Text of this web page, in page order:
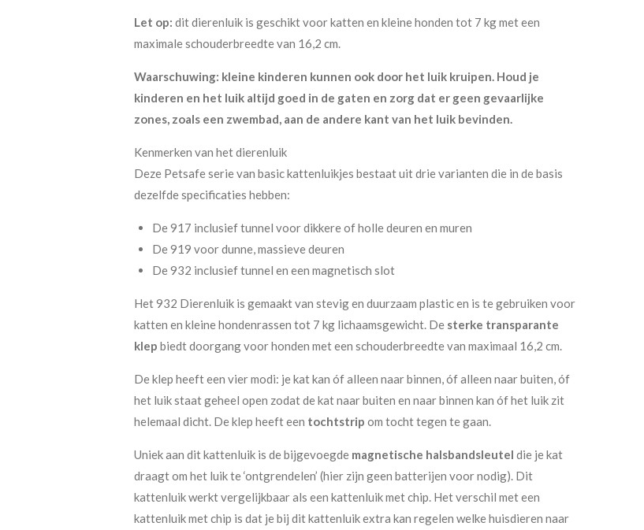
Let op: dit dierenluik is geschikt voor katten en kleine honden tot 7 kg met een
maximale schouderbreedte van 16,2 cm.
Waarschuwing: kleine kinderen kunnen ook door het luik kruipen. Houd je
kinderen en het luik altijd goed in de gaten en zorg dat er geen gevaarlijke
zones, zoals een zwembad, aan de andere kant van het luik bevinden.
Kenmerken van het dierenluik
Deze Petsafe serie van basic kattenluikjes bestaat uit drie varianten die in de basis
dezelfde specificaties hebben:
De 917 inclusief tunnel voor dikkere of holle deuren en muren
De 919 voor dunne, massieve deuren
De 932 inclusief tunnel en een magnetisch slot
Het 932 Dierenluik is gemaakt van stevig en duurzaam plastic en is te gebruiken voor
katten en kleine hondenrassen tot 7 kg lichaamsgewicht. De sterke transparante
klep biedt doorgang voor honden met een schouderbreedte van maximaal 16,2 cm.
De klep heeft een vier modi: je kat kan óf alleen naar binnen, óf alleen naar buiten, óf
het luik staat geheel open zodat de kat naar buiten en naar binnen kan óf het luik zit
helemaal dicht. De klep heeft een tochtstrip om tocht tegen te gaan.
Uniek aan dit kattenluik is de bijgevoegde magnetische halsbandsleutel die je kat
draagt om het luik te ‘ontgrendelen’ (hier zijn geen batterijen voor nodig). Dit
kattenluik werkt vergelijkbaar als een kattenluik met chip. Het verschil met een
kattenluik met chip is dat je bij dit kattenluik extra kan regelen welke huisdieren naar